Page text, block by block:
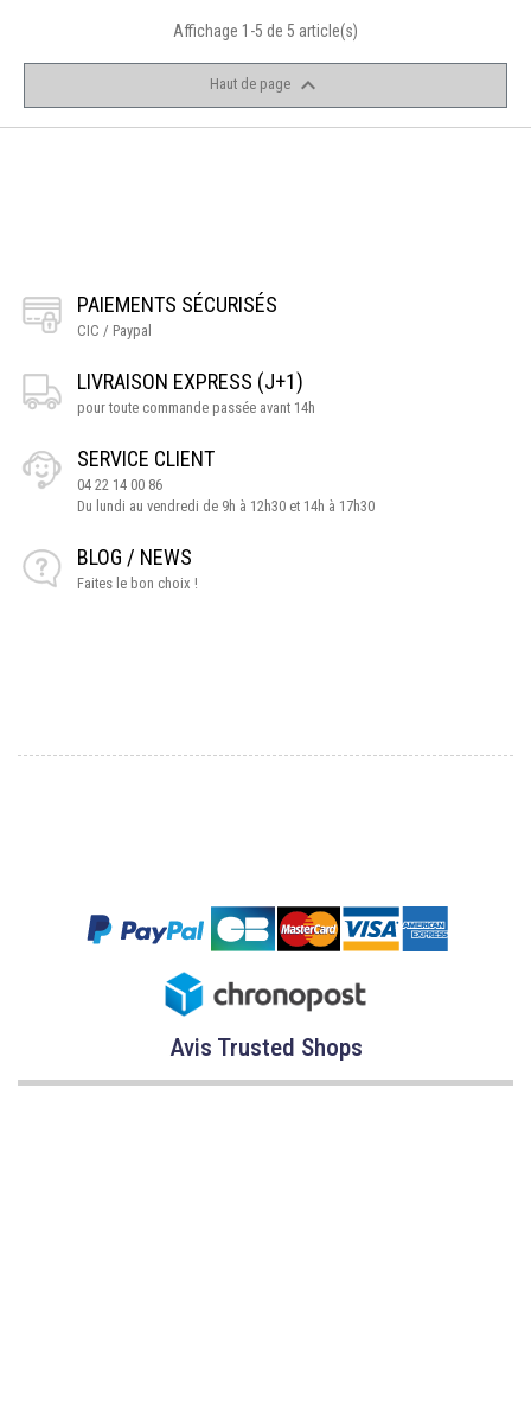
Affichage 1-5 de 5 article(s)
Haut de page 
PAIEMENTS SÉCURISÉS
CIC / Paypal
LIVRAISON EXPRESS (J+1)
pour toute commande passée avant 14h
SERVICE CLIENT
04 22 14 00 86
Du lundi au vendredi de 9h à 12h30 et 14h à 17h30
BLOG / NEWS
Faites le bon choix !
Avis Trusted Shops